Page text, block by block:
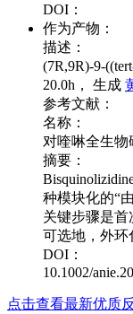
DOI：
作为产物：
描述：
(7R,9R)-9-
20.0h， 生成
参考文献：
名称：
对喹啉全生物
摘要：
种模块化的“
关键步骤是首
可选地，外环
DOI：
10.1002/
点击查看最新优质